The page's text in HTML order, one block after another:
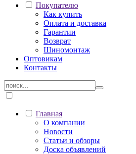
Покупателю
Как купить
Оплата и доставка
Гарантии
Возврат
Шиномонтаж
Оптовикам
Контакты
Главная
О компании
Новости
Статьи и обзоры
Доска объявлений